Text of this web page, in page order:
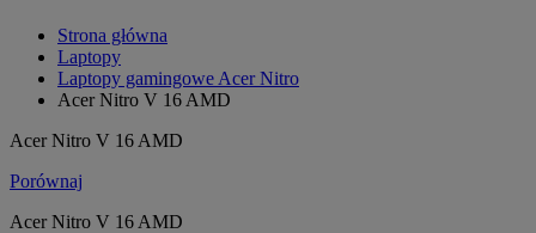
Strona główna
Laptopy
Laptopy gamingowe Acer Nitro
Acer Nitro V 16 AMD
Acer Nitro V 16 AMD
Porównaj
Acer Nitro V 16 AMD